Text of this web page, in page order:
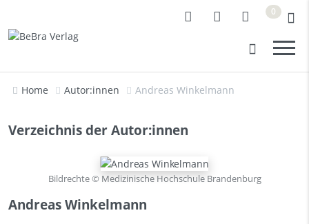
0
Home Autor:innen Andreas Winkelmann
Verzeichnis der Autor:innen
Bildrechte © Medizinische Hochschule Brandenburg
Andreas Winkelmann